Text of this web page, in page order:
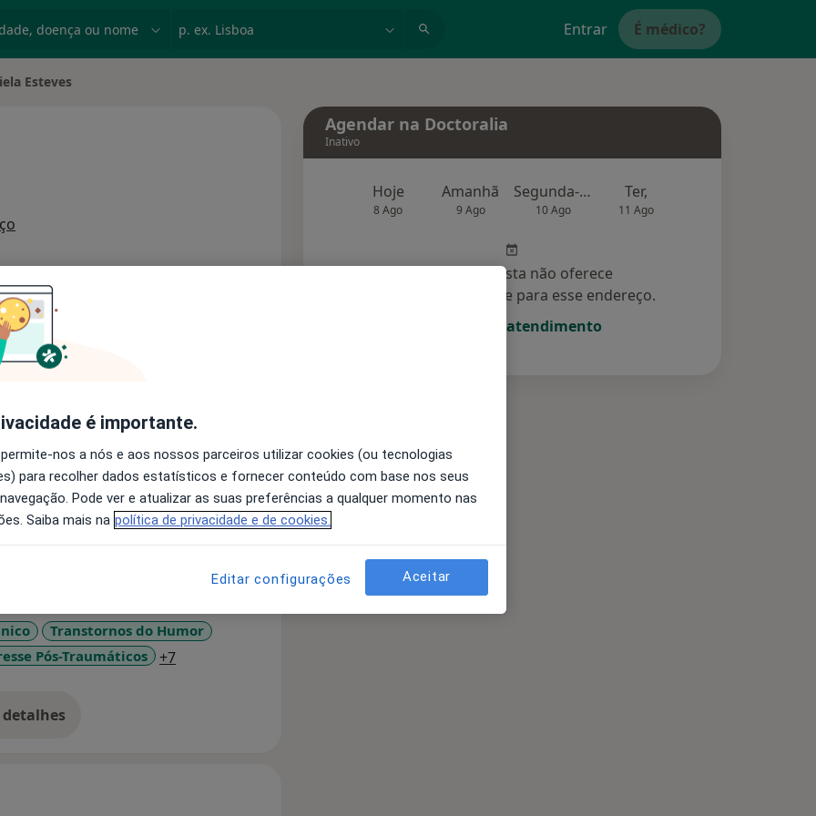
Entrar É médico?
cidade
Esteves
Solicite um atendimento
Consultórios
nº 11536
o motivo pelo qual procura ajuda e
desta consulta definimos o plano
as soluções que precisa.
a empatia e a aceitação
do cliente. De acordo
o verdadeiro Eu, que é possível
e com sentido para si.
e Depressão e aumento de
Transtornos do Humor
Pós-Traumáticos +7a11y_sr_more_diseases
a experiência
Agendar na Doctoralia
Inativo
Hoje
8 Ago
Amanhã
9 Ago
Segunda-feira
10 Ago
Ter,
11 Ago
Esse especialista não oferece
agendamento online para esse endereço.
Solicite um atendimento
é importante.
nos a nós e aos nossos parceiros utilizar cookies (ou tecnologias
para recolher dados estatísticos e fornecer conteúdo com base nos seus
Pode ver e atualizar as suas preferências a qualquer momento nas
Saiba mais na política de privacidade e de cookies.
Editar configurações Aceitar